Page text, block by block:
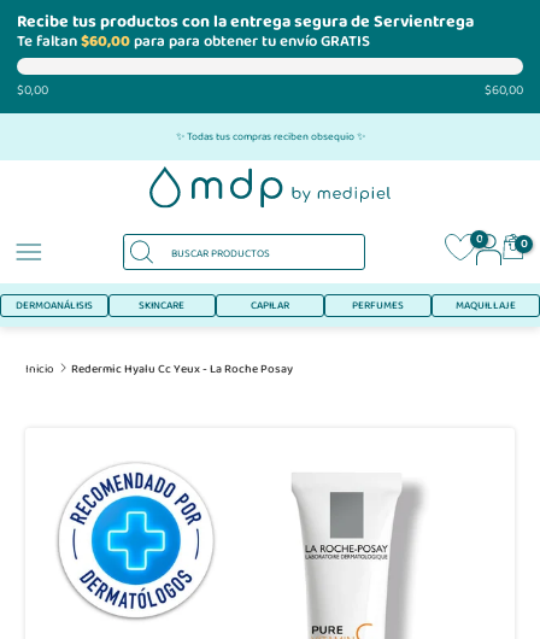
Recibe tus productos con la entrega segura de Servientrega
Te faltan$60,00para para obtener tu envío GRATIS
$0,00 $60,00
al
✨ Todas tus compras reciben obsequio ✨
0 0
DERMOANÁLISIS SKINCARE CAPILAR PERFUMES MAQUILLAJE
Inicio Redermic Hyalu Cc Yeux - La Roche Posay